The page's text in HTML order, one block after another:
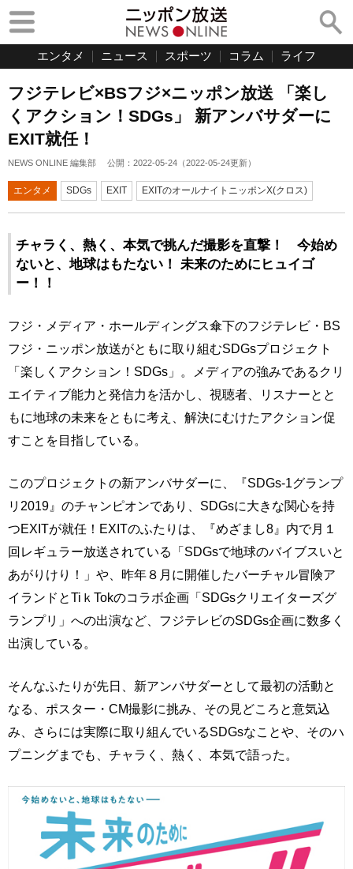
エンタメ ニュース スポーツ コラム ライフ
フジテレビ×BSフジ×ニッポン放送 「楽し
くアクション！SDGs」 新アンバサダーに
EXIT就任！
NEWS ONLINE 編集部 公開： 2022-05-24 （2022-05-24更新）
エンタメ SDGs EXIT EXITのオールナイトニッポンX(クロス)
チャラく、熱く、本気で挑んだ撮影を直撃！ 今始め
ないと、地球はもたない！ 未来のためにヒュイゴ
ー！！
フジ・メディア・ホールディングス傘下のフジテレビ・BS
フジ・ニッポン放送がともに取り組むSDGsプロジェクト
「楽しくアクション！SDGs」。メディアの強みであるクリ
エイティブ能力と発信力を活かし、視聴者、リスナーとと
もに地球の未来をともに考え、解決にむけたアクション促
すことを目指している。
このプロジェクトの新アンバサダーに、『SDGs-1グランプ
リ2019』のチャンピオンであり、SDGsに大きな関心を持
つEXITが就任！EXITのふたりは、『めざまし8』内で月１
回レギュラー放送されている「SDGsで地球のバイブスいと
あがりけり！」や、昨年８月に開催したバーチャル冒険ア
イランドとTiｋTokのコラボ企画「SDGsクリエイターズグ
ランプリ」への出演など、フジテレビのSDGs企画に数多く
出演している。
そんなふたりが先日、新アンバサダーとして最初の活動と
なる、ポスター・CM撮影に挑み、その見どころと意気込
み、さらには実際に取り組んでいるSDGsなことや、そのハ
プニングまでも、チャラく、熱く、本気で語った。